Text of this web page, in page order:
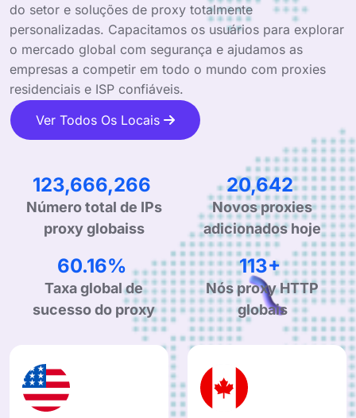
do setor e soluções de proxy totalmente
personalizadas. Capacitamos os usuários para explorar
o mercado global com segurança e ajudamos as
empresas a competir em todo o mundo com proxies
residenciais e ISP confiáveis.
Ver Todos Os Locais
202,257,913
Número total de IPs
proxy globaiss
33,761
Novos proxies
adicionados hoje
99.90%
Taxa global de
sucesso do proxy
190+
Nós proxy HTTP
globais